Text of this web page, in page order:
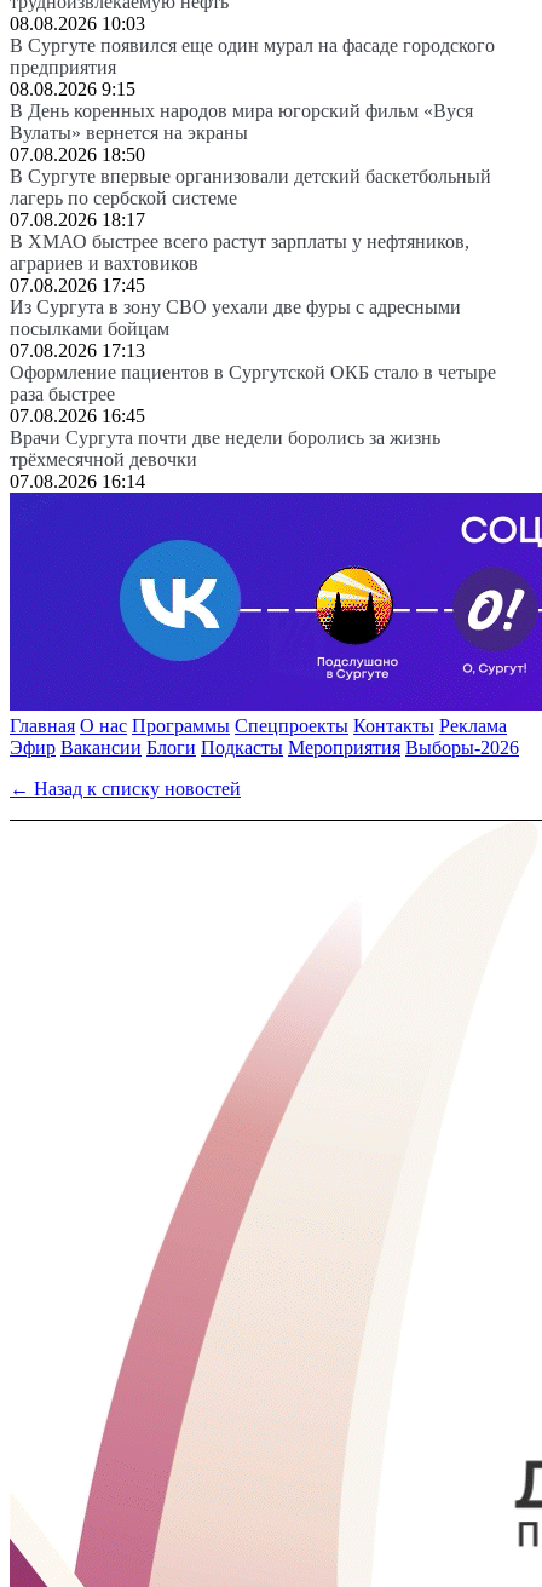
08.08.2026 10:03
В Сургуте появился еще один мурал на фасаде городского
предприятия
08.08.2026 9:15
В День коренных народов мира югорский фильм «Вуся
Вулаты» вернется на экраны
07.08.2026 18:50
В Сургуте впервые организовали детский баскетбольный
лагерь по сербской системе
07.08.2026 18:17
В ХМАО быстрее всего растут зарплаты у нефтяников,
аграриев и вахтовиков
07.08.2026 17:45
Из Сургута в зону СВО уехали две фуры с адресными
посылками бойцам
07.08.2026 17:13
Оформление пациентов в Сургутской ОКБ стало в четыре
раза быстрее
07.08.2026 16:45
Врачи Сургута почти две недели боролись за жизнь
трёхмесячной девочки
07.08.2026 16:14
Главная О нас Программы Спецпроекты Контакты Реклама
Эфир Вакансии Блоги Подкасты Мероприятия Выборы-2026
← Назад к списку новостей